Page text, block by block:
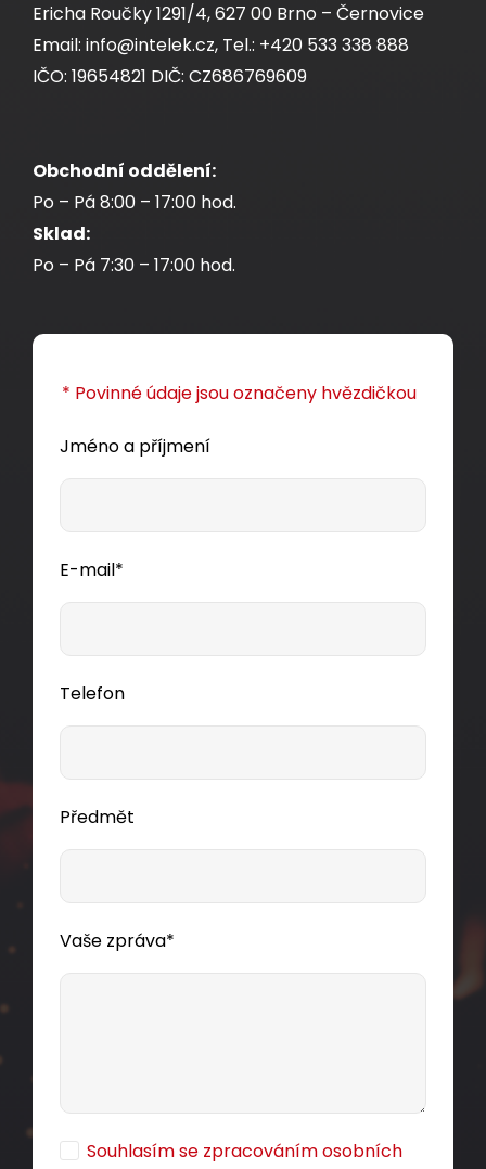
Ericha Roučky 1291/4, 627 00 Brno – Černovice
Email: info@intelek.cz, Tel.: +420 533 338 888
IČO: 19654821 DIČ: CZ686769609
Obchodní oddělení:
Po – Pá 8:00 – 17:00 hod.
Sklad:
Po – Pá 7:30 – 17:00 hod.
* Povinné údaje jsou označeny hvězdičkou
Jméno a příjmení
E-mail*
Telefon
Předmět
Vaše zpráva*
Souhlasím se zpracováním osobních